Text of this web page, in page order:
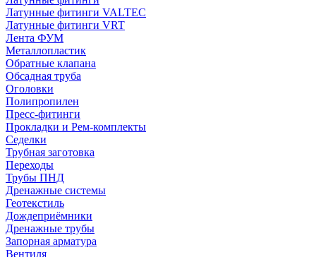
Латунные фитинги VALTEC
Латунные фитинги VRT
Лента ФУМ
Металлопластик
Обратные клапана
Обсадная труба
Оголовки
Полипропилен
Пресс-фитинги
Прокладки и Рем-комплекты
Седелки
Трубная заготовка
Переходы
Трубы ПНД
Дренажные системы
Геотекстиль
Дождеприёмники
Дренажные трубы
Запорная арматура
Вентиля